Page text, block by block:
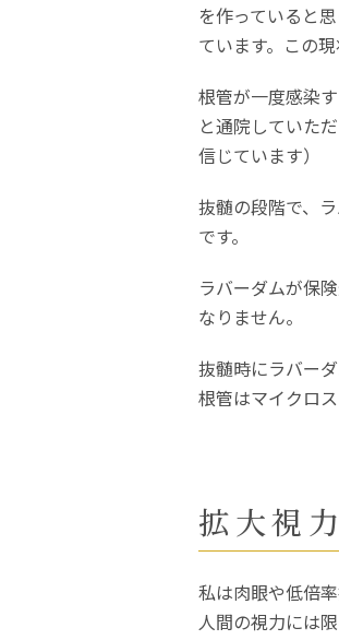
を作っていると
ています。この
根管が一度感染
と通院していた
信じています）
抜髄の段階で、
です。
ラバーダムが保
なりません。
抜髄時にラバー
根管はマイクロ
拡大視
私は肉眼や低倍
人間の視力には